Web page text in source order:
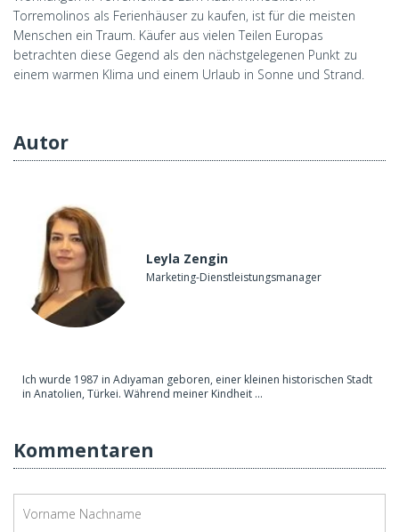
Torremolinos als Ferienhäuser zu kaufen, ist für die meisten
Menschen ein Traum. Käufer aus vielen Teilen Europas
betrachten diese Gegend als den nächstgelegenen Punkt zu
einem warmen Klima und einem Urlaub in Sonne und Strand.
Autor
Leyla Zengin
Marketing-Dienstleistungsmanager
Ich wurde 1987 in Adıyaman geboren, einer kleinen historischen Stadt
in Anatolien, Türkei. Während meiner Kindheit ...
Kommentaren